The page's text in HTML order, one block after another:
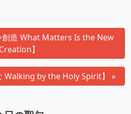
創造 What Matters Is the New
Creation】
Walking by the Holy Spirit】 »